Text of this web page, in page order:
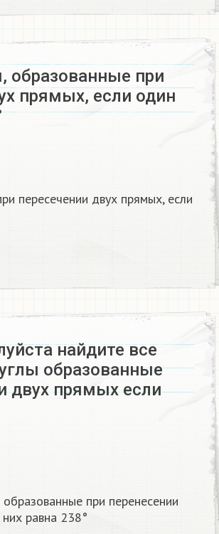
образованные при
прямых, если один
пересечении двух прямых, если
найдите все
образованные
двух прямых если
при перенесении
равна 238°​